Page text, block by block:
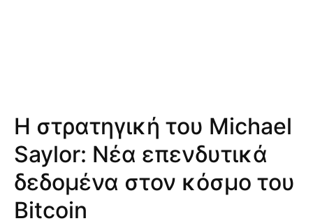
Η στρατηγική του Michael
Saylor: Νέα επενδυτικά
δεδομένα στον κόσμο του
Bitcoin